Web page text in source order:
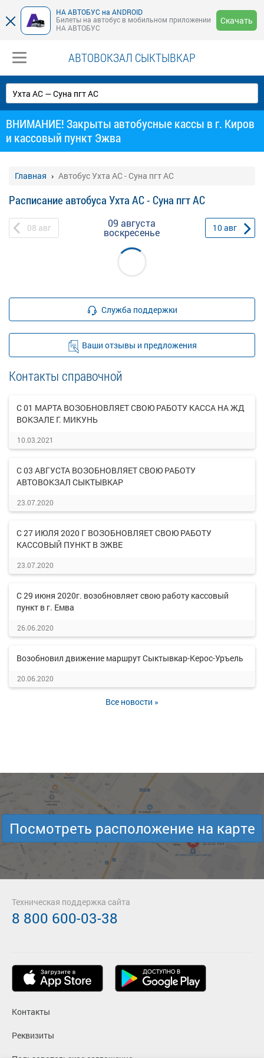
НА АВТОБУС на ANDROID
Билеты на автобус в мобильном приложении
НА АВТОБУС
Скачать
АВТОВОКЗАЛ СЫКТЫВКАР
ВНИМАНИЕ! Закрыты автобусные кассы в г. Киров
и кассовый пункт Эжва
Главная Автобус Ухта АС - Суна пгт АС
Расписание автобуса Ухта АС - Суна пгт АС
08 авг 09 августа
воскресенье 10авг
Служба поддержки
Ваши отзывы и предложения
Контакты справочной
С 01 МАРТА ВОЗОБНОВЛЯЕТ СВОЮ РАБОТУ КАССА НА ЖД
ВОКЗАЛЕ Г. МИКУНЬ
10.03.2021
С 03 АВГУСТА ВОЗОБНОВЛЯЕТ СВОЮ РАБОТУ
АВТОВОКЗАЛ СЫКТЫВКАР
23.07.2020
С 27 ИЮЛЯ 2020 Г ВОЗОБНОВЛЯЕТ СВОЮ РАБОТУ
КАССОВЫЙ ПУНКТ В ЭЖВЕ
23.07.2020
С 29 июня 2020г. возобновляет свою работу кассовый
пункт в г. Емва
26.06.2020
Возобновил движение маршрут Сыктывкар-Керос-Уръель
20.06.2020
Все новости »
Посмотреть расположение на карте
Контакты
Реквизиты
Техническая поддержка сайта
8 800 600-03-38